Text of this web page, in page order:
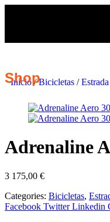
Shop
Início /Bicicletas /Estrada
Adrenaline
3 175,00 €
Categories: Bicicletas,
Facebook Twitter Linkedin